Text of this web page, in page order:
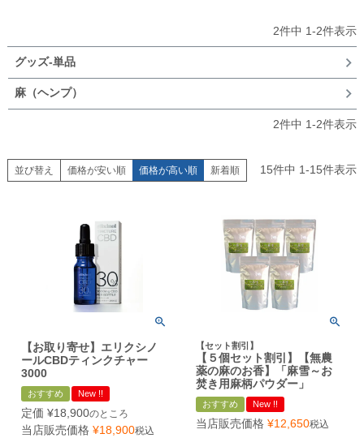
2件中 1-2件表示
グッズ-単品
麻（ヘンプ）
2件中 1-2件表示
並び替え 価格が安い順 価格が高い順 新着順 15件中 1-15件表示
【お取り寄せ】エリクシノ
ールCBDティンクチャー
3000
おすすめ New !!
定価 ¥18,900のところ
当店販売価格 ¥18,900税込
【セット割引】
【５個セット割引】【無農
薬の麻のお香】「麻雪～お
焚き用麻柄パウダー」
おすすめ New !!
当店販売価格 ¥12,650税込